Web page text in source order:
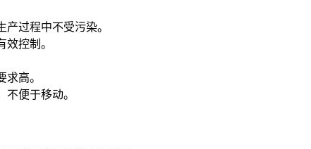
过程中不受污染。
控制。
高。
便于移动。